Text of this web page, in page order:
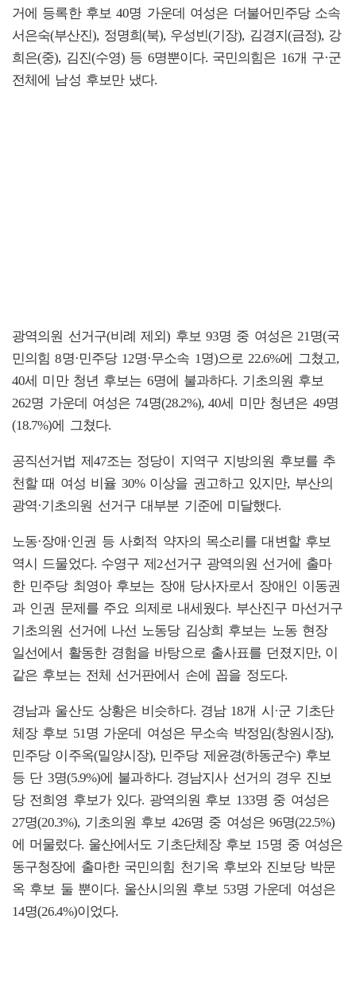
거에 등록한 후보 40명 가운데 여성은 더불어민주당 소속
서은숙(부산진), 정명희(북), 우성빈(기장), 김경지(금정), 강
희은(중), 김진(수영) 등 6명뿐이다. 국민의힘은 16개 구·군
전체에 남성 후보만 냈다.
광역의원 선거구(비례 제외) 후보 93명 중 여성은 21명(국
민의힘 8명·민주당 12명·무소속 1명)으로 22.6%에 그쳤고,
40세 미만 청년 후보는 6명에 불과하다. 기초의원 후보
262명 가운데 여성은 74명(28.2%), 40세 미만 청년은 49명
(18.7%)에 그쳤다.
공직선거법 제47조는 정당이 지역구 지방의원 후보를 추
천할 때 여성 비율 30% 이상을 권고하고 있지만, 부산의
광역·기초의원 선거구 대부분 기준에 미달했다.
노동·장애·인권 등 사회적 약자의 목소리를 대변할 후보
역시 드물었다. 수영구 제2선거구 광역의원 선거에 출마
한 민주당 최영아 후보는 장애 당사자로서 장애인 이동권
과 인권 문제를 주요 의제로 내세웠다. 부산진구 마선거구
기초의원 선거에 나선 노동당 김상희 후보는 노동 현장
일선에서 활동한 경험을 바탕으로 출사표를 던졌지만, 이
같은 후보는 전체 선거판에서 손에 꼽을 정도다.
경남과 울산도 상황은 비슷하다. 경남 18개 시·군 기초단
체장 후보 51명 가운데 여성은 무소속 박정임(창원시장),
민주당 이주옥(밀양시장), 민주당 제윤경(하동군수) 후보
등 단 3명(5.9%)에 불과하다. 경남지사 선거의 경우 진보
당 전희영 후보가 있다. 광역의원 후보 133명 중 여성은
27명(20.3%), 기초의원 후보 426명 중 여성은 96명(22.5%)
에 머물렀다. 울산에서도 기초단체장 후보 15명 중 여성은
동구청장에 출마한 국민의힘 천기옥 후보와 진보당 박문
옥 후보 둘 뿐이다. 울산시의원 후보 53명 가운데 여성은
14명(26.4%)이었다.